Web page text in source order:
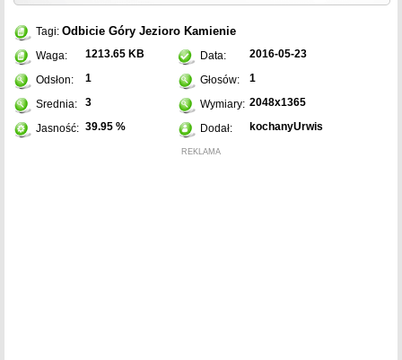
Tagi: Odbicie Góry Jezioro Kamienie
Waga: 1213.65 KB Data: 2016-05-23
Odsłon: 1 Głosów: 1
Srednia: 3 Wymiary: 2048x1365
Jasność: 39.95 % Dodał: kochanyUrwis
REKLAMA